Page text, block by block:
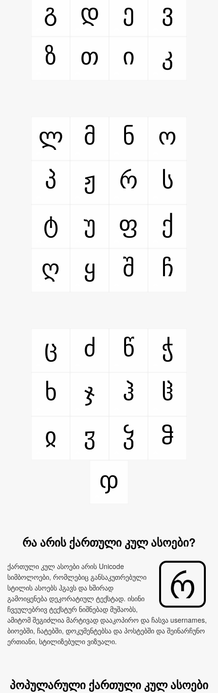
გ დ ე
ვ
ზ
თ ი კ
ლ მ ნ
ო
პ
ჟ რ
ს
ტ
უ ფ
ქ
ღ
ყ შ ჩ
ც ძ წ
ჭ
ხ
ჯ ჰ
ჱ
ჲ
ჳ ჴ
ჵ
ჶ
რა არის ქართული კულ ასოები?
ქართული კულ ასოები არის Unicode
სიმბოლოები, რომლებიც განსაკუთრებული
სტილის ასოებს ჰგავს და ხშირად
გამოიყენება დეკორატიულ ტექსტად. ისინი
ჩვეულებრივ ტექსტურ ნიშნებად მუშაობს,
ამიტომ შეგიძლია მარტივად დააკოპირო და ჩასვა usernames,
ბიოებში, ჩატებში, დოკუმენტებსა და პოსტებში და შეინარჩუნო
ერთიანი, სტილიზებული ვიზუალი.
პოპულარული ქართული კულ ასოები